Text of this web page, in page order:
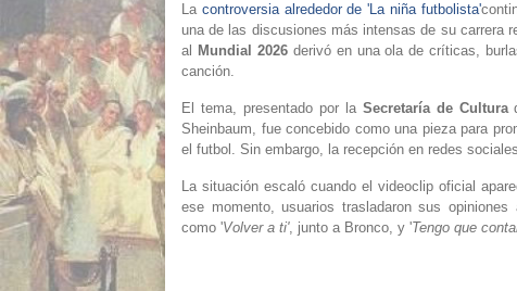
La controversia alrededor de 'La niña futbolista'
una de las discusiones más intensas de su carrera
al
Mundial 2026 derivó en una ola de críticas,
canción.
El tema, presentado por la Secretaría de Cultura
Sheinbaum, fue concebido como una pieza para
el futbol. Sin embargo, la recepción en redes
La situación escaló cuando el videoclip oficial
ese momento, usuarios trasladaron sus
como 'Volver a ti', junto a Bronco, y 'Tengo que